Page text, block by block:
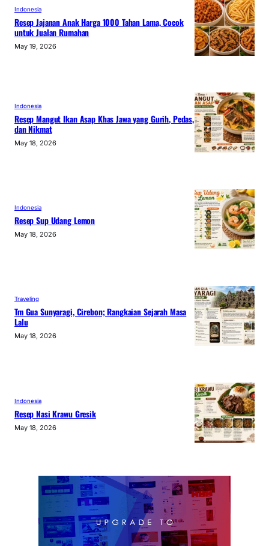
Indonesia
Resep Jajanan Anak Harga 1000 Tahan Lama, Cocok
untuk Jualan Rumahan
May 19, 2026
Indonesia
Resep Mangut Ikan Asap Khas Jawa yang Gurih, Pedas,
dan Nikmat
May 18, 2026
Indonesia
Resep Sup Udang Lemon
May 18, 2026
Traveling
Tm Gua Sunyaragi, Cirebon; Rangkaian Sejarah Masa
Lalu
May 18, 2026
Indonesia
Resep Nasi Krawu Gresik
May 18, 2026